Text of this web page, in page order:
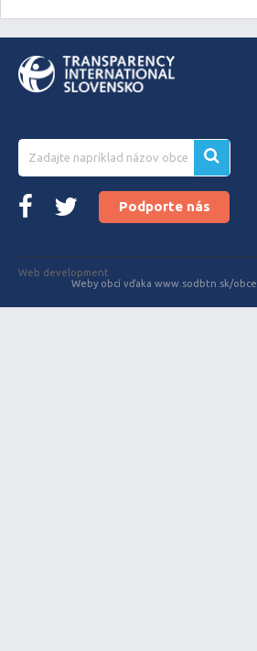
Podporte nás
Web development
Weby obcí vďaka www.sodbtn.sk/obce